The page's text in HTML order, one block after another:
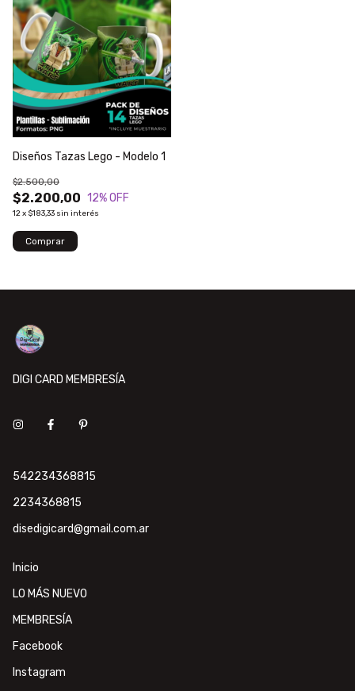
Diseños Tazas Lego - Modelo 1
$2.200,00
$2.500,00
12% OFF
12x $183,33 sin interés
DIGI CARD MEMBRESÍA
542234368815
2234368815
disedigicard@gmail.com.ar
Inicio
LO MÁS NUEVO
MEMBRESÍA
Facebook
Instagram